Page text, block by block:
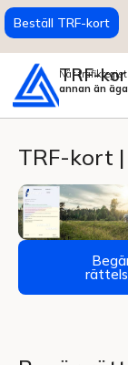
Beställ TRF-kort
TRF-
När
annan än
TRF-kort